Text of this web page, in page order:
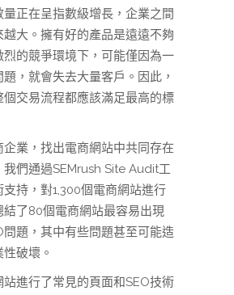
量正在呈指數級增長，企業之間
越大。擁有好的產品是遠遠不夠
烈的競爭環境下，可能僅因為一
，就會失去大量客戶。因此，
個交易流程都應該滿足最高的標
業，找出電商網站中共同存在
我們通過SEMrush Site Audit工
持，對1,300個電商網站進行
結了80個電商網站最容易出現
問題，其中有些問題甚至可能造
破壞。
進行了常見的頁面和SEO技術